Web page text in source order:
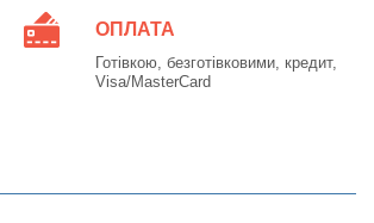
ОПЛАТА
Готівкою, безготівковими, кредит,
Visa/MasterCard